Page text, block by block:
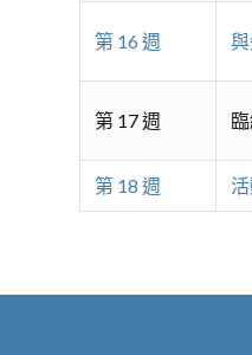
第 16 週
第 17 週
第 18 週